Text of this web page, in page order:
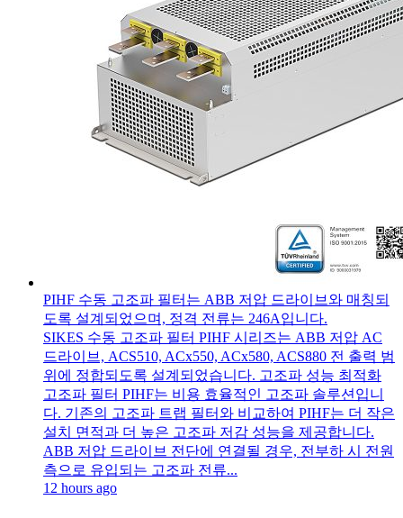
PIHF 수동 고조파 필터는 ABB 저압 드라이브와 매칭되
도록 설계되었으며, 정격 전류는 246A입니다.
SIKES 수동 고조파 필터 PIHF 시리즈는 ABB 저압 AC
드라이브, ACS510, ACx550, ACx580, ACS880 전 출력 범
위에 정합되도록 설계되었습니다. 고조파 성능 최적화
고조파 필터 PIHF는 비용 효율적인 고조파 솔루션입니
다. 기존의 고조파 트랩 필터와 비교하여 PIHF는 더 작은
설치 면적과 더 높은 고조파 저감 성능을 제공합니다.
ABB 저압 드라이브 전단에 연결될 경우, 전부하 시 전원
측으로 유입되는 고조파 전류...
12 hours ago